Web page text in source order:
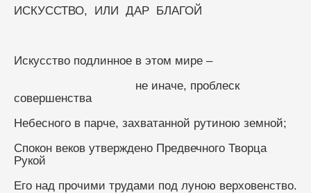
ИСКУССТВО,  ИЛИ  ДАР  БЛАГОЙ
Искусство подлинное в этом мире –
совершенства
Небесного в парче, захватанной рутиною земной;
Спокон веков утверждено Предвечного Творца
Рукой
Его над прочими трудами под луною верховенство.